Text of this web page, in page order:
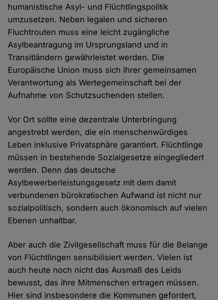
humanistische Asyl- und Flüchtlingspolitik
umzusetzen. Neben legalen und sicheren
Fluchtrouten muss eine leicht zugängliche
Asylbeantragung im Ursprungsland und in
Transitländern gewährleistet werden. Die
Europäische Union muss sich ihrer gemeinsamen
Verantwortung als Wertegemeinschaft bei der
Aufnahme von Schutzsuchenden stellen.
Vor Ort sollte eine dezentrale Unterbringung
angestrebt werden, die ein menschenwürdiges
Leben inklusive Privatsphäre garantiert. Flüchtlinge
müssen in bestehende Sozialgesetze eingegliedert
werden. Denn das deutsche
Asylbewerberleistungsgesetz mit dem damit
verbundenen bürokratischen Aufwand ist nicht nur
sozialpolitisch, sondern auch ökonomisch auf vielen
Ebenen unhaltbar.
Aber auch die Zivilgesellschaft muss für die Belange
von Flüchtlingen sensibilisiert werden. Vielen ist
auch heute noch nicht das Ausmaß des Leids
bewusst, das ihre Mitmenschen ertragen müssen.
Hier sind insbesondere die Kommunen gefordert,